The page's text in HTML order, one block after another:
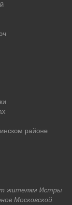
районе
жителям Истры
Московской